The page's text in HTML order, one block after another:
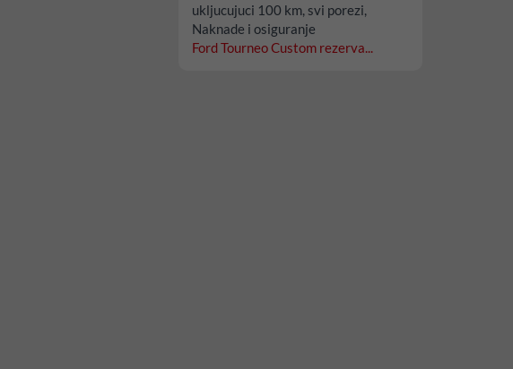
ukljucujuci 100 km, svi porezi,
Naknade i osiguranje
Ford Tourneo Custom rezerva...